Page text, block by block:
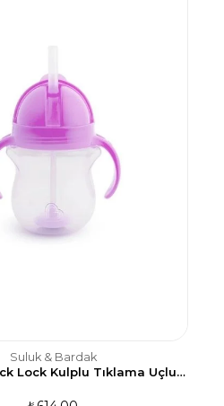
Suluk & Bardak
Munchkin Click Lock Kulplu Tıklama Uçlu Sızdırmaz Bardak 207ml-Mor